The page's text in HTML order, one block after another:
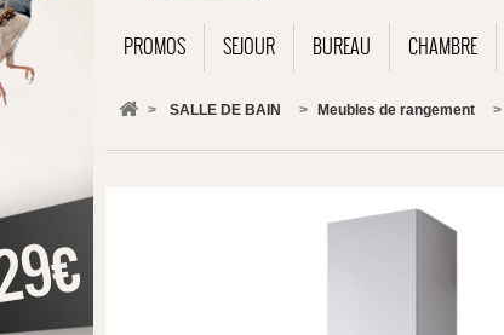
PROMOS SEJOUR BUREAU CHAMBRE
> SALLE DE BAIN > Meubles de rangement >